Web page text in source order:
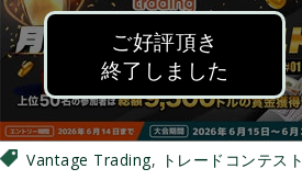
ご好評頂き
終了しました
Vantage Trading, トレードコンテスト